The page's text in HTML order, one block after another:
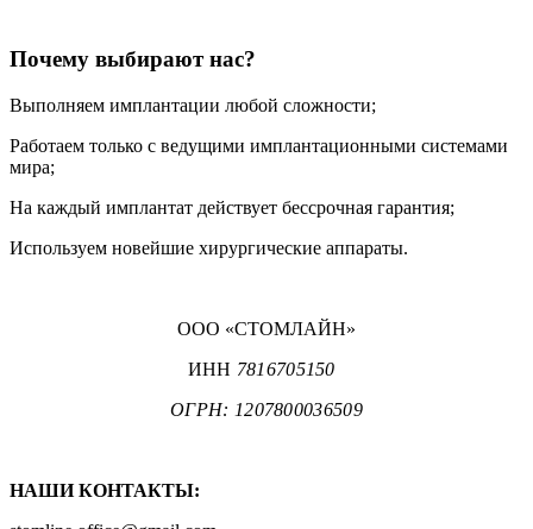
Почему выбирают нас?
Выполняем имплантации любой сложности;
Работаем только с ведущими имплантационными системами
мира;
На каждый имплантат действует бессрочная гарантия;
Используем новейшие хирургические аппараты.
ООО «СТОМЛАЙН»
ИНН 7816705150
ОГРН: 1207800036509
НАШИ КОНТАКТЫ: